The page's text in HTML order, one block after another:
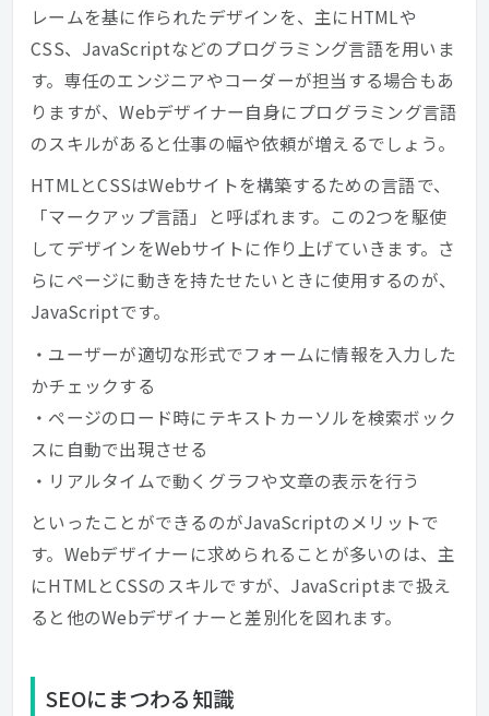
レームを基に作られたデザインを、主にHTMLや
CSS、JavaScriptなどのプログラミング言語を用いま
す。専任のエンジニアやコーダーが担当する場合もあ
りますが、Webデザイナー自身にプログラミング言語
のスキルがあると仕事の幅や依頼が増えるでしょう。
HTMLとCSSはWebサイトを構築するための言語で、
「マークアップ言語」と呼ばれます。この2つを駆使
してデザインをWebサイトに作り上げていきます。さ
らにページに動きを持たせたいときに使用するのが、
JavaScriptです。
・ユーザーが適切な形式でフォームに情報を入力した
かチェックする
・ページのロード時にテキストカーソルを検索ボック
スに自動で出現させる
・リアルタイムで動くグラフや文章の表示を行う
といったことができるのがJavaScriptのメリットで
す。Webデザイナーに求められることが多いのは、主
にHTMLとCSSのスキルですが、JavaScriptまで扱え
ると他のWebデザイナーと差別化を図れます。
SEOにまつわる知識